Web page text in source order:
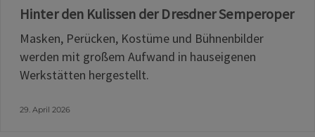
Hinter den Kulissen der Dresdner Semperoper
Masken, Perücken, Kostüme und Bühnenbilder
werden mit großem Aufwand in hauseigenen
Werkstätten hergestellt.
29. April 2026